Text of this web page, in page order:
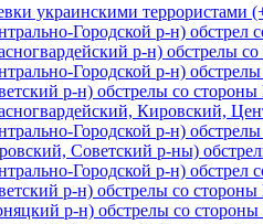
украинскими террористами
Городской р-н)
р-н) обстрелы
Городской р-н)
р-н) обстрелы со
Кировский,
Городской р-н)
Советский р-ны)
Городской р-н) обстрел
р-н) обстрелы со
р-н) обстрелы со